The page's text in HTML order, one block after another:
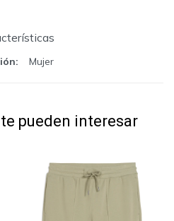
Mujer
pueden interesar